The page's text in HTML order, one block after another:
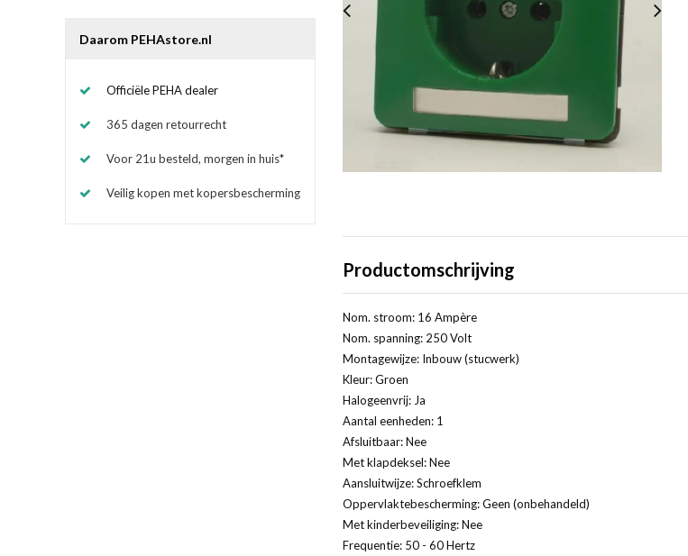
Daarom PEHAstore.nl
Officiële PEHA dealer
365 dagen retourrecht
Voor 21u besteld, morgen in huis*
Veilig kopen met kopersbescherming
Productomschrijving
Nom. stroom: 16 Ampère
Nom. spanning: 250 Volt
Montagewijze: Inbouw (stucwerk)
Kleur: Groen
Halogeenvrij: Ja
Aantal eenheden: 1
Afsluitbaar: Nee
Met klapdeksel: Nee
Aansluitwijze: Schroefklem
Oppervlaktebescherming: Geen (onbehandeld)
Met kinderbeveiliging: Nee
Frequentie: 50 - 60 Hertz